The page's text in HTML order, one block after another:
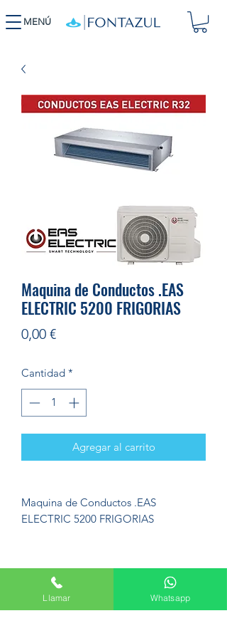
MENÚ
Maquina de Conductos .EAS
ELECTRIC 5200 FRIGORIAS
0,00 €Precio
Cantidad *
Agregar al carrito
Maquina de Conductos .EAS
ELECTRIC 5200 FRIGORIAS
Formulario de suscripción
Llamar Whatsapp